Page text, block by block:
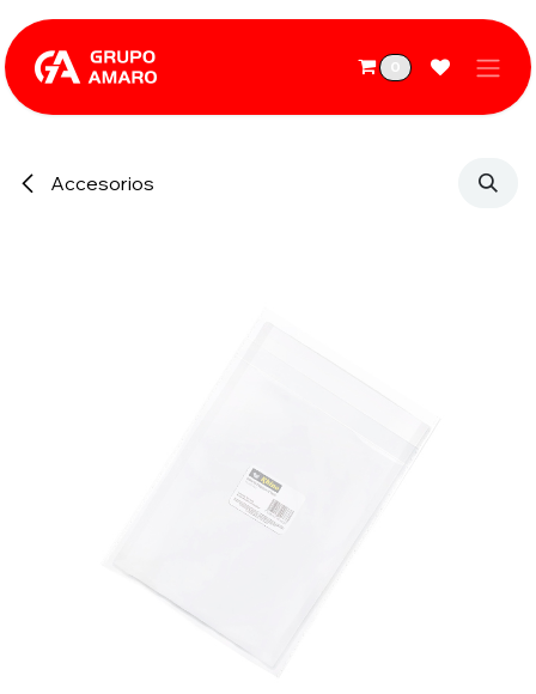
Ir al contenido
0
Accesorios